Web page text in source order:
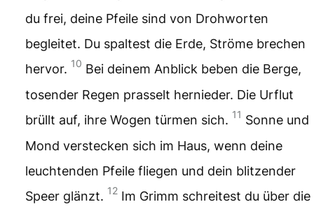
du frei, deine Pfeile sind von Drohworten
begleitet. Du spaltest die Erde, Ströme brechen
hervor. 10 Bei deinem Anblick beben die Berge,
tosender Regen prasselt hernieder. Die Urflut
brüllt auf, ihre Wogen türmen sich. 11 Sonne und
Mond verstecken sich im Haus, wenn deine
leuchtenden Pfeile fliegen und dein blitzender
Speer glänzt. 12 Im Grimm schreitest du über die